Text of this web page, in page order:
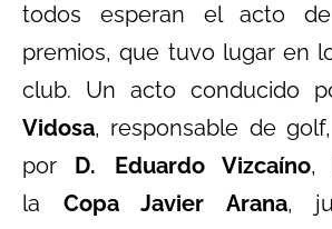
todos esperan el acto
premios, que tuvo lugar en
club. Un acto conducido
Vidosa, responsable de
por D. Eduardo Vizcaíno,
la Copa Javier Arana,